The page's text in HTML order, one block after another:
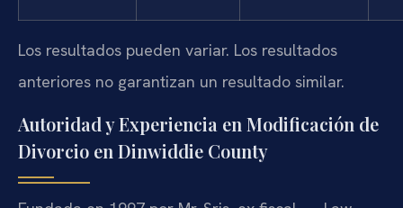
Los resultados pueden variar. Los resultados
anteriores no garantizan un resultado similar.
Autoridad y Experiencia en Modificación de
Divorcio en Dinwiddie County